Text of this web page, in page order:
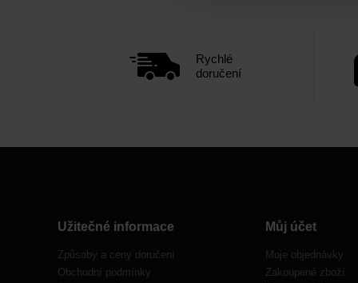
Rychlé
doručení
Užitečné informace
Způsoby a ceny doručení
Obchodní podmínky
Můj účet
Moje objednávky
Zakoupené zboží